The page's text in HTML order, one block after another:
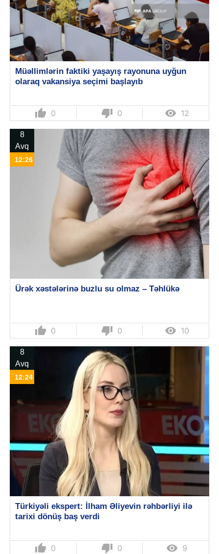
Müəllimlərin faktiki yaşayış rayonuna uyğun
olaraq vakansiya seçimi başlayıb
thumb_up 0 thumb_down 0  12
8
Avq
12:26
Ürək xəstələrinə buzlu su olmaz – Təhlükə
thumb_up 0 thumb_down 0  10
8
Avq
12:24
Türkiyəli ekspert: İlham Əliyevin rəhbərliyi ilə
tarixi dönüş baş verdi
thumb_up 0 thumb_down 0  9